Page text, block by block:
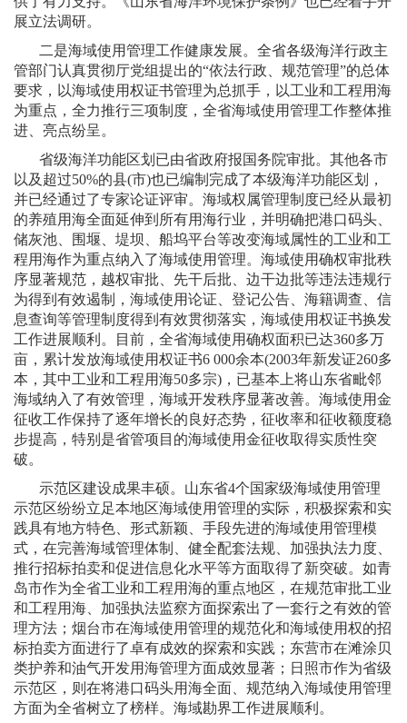
展立法调研。
二是海域使用管理工作健康发展。全省各级海洋行政主
管部门认真贯彻厅党组提出的“依法行政、规范管理”的总体
要求，以海域使用权证书管理为总抓手，以工业和工程用海
为重点，全力推行三项制度，全省海域使用管理工作整体推
进、亮点纷呈。
省级海洋功能区划已由省政府报国务院审批。其他各市
以及超过50%的县(市)也已编制完成了本级海洋功能区划，
并已经通过了专家论证评审。海域权属管理制度已经从最初
的养殖用海全面延伸到所有用海行业，并明确把港口码头、
储灰池、围堰、堤坝、船坞平台等改变海域属性的工业和工
程用海作为重点纳入了海域使用管理。海域使用确权审批秩
序显著规范，越权审批、先干后批、边干边批等违法违规行
为得到有效遏制，海域使用论证、登记公告、海籍调查、信
息查询等管理制度得到有效贯彻落实，海域使用权证书换发
工作进展顺利。目前，全省海域使用确权面积已达360多万
亩，累计发放海域使用权证书6 000余本(2003年新发证260多
本，其中工业和工程用海50多宗) ，已基本上将山东省毗邻
海域纳入了有效管理，海域开发秩序显著改善。海域使用金
征收工作保持了逐年增长的良好态势，征收率和征收额度稳
步提高，特别是省管项目的海域使用金征收取得实质性突
破。
示范区建设成果丰硕。山东省4个国家级海域使用管理
示范区纷纷立足本地区海域使用管理的实际，积极探索和实
践具有地方特色、形式新颖、手段先进的海域使用管理模
式，在完善海域管理体制、健全配套法规、加强执法力度、
推行招标拍卖和促进信息化水平等方面取得了新突破。如青
岛市作为全省工业和工程用海的重点地区，在规范审批工业
和工程用海、加强执法监察方面探索出了一套行之有效的管
理方法；烟台市在海域使用管理的规范化和海域使用权的招
标拍卖方面进行了卓有成效的探索和实践；东营市在滩涂贝
类护养和油气开发用海管理方面成效显著；日照市作为省级
示范区，则在将港口码头用海全面、规范纳入海域使用管理
方面为全省树立了榜样。海域勘界工作进展顺利。